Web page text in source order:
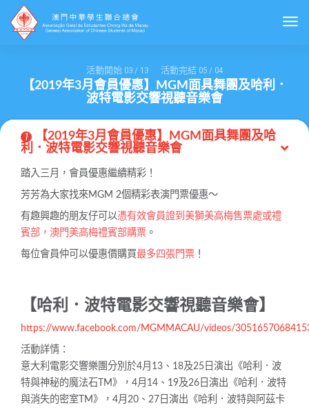
活動開始 03 / 13 活動完結 05 / 04
【2019年3月會員優惠】MGM面具舞團及哈利．
波特電影交響視聽音樂會
1
【2019年3月會員優惠】MGM面具舞團及哈
利．波特電影交響視聽音樂會
踏入三月，會員優惠繼續精彩！
芳芳為大家找來MGM 2個精彩表演門票優惠～
有趣興趣的朋友仔可以憑有效會員證到美獅美高梅售票處或禮
賓部，澳門美高梅禮賓部購票 。
每位會員仲可以優惠價購買最多四張門票 ！
【哈利．波特電影交響視聽音樂會】
https://www.facebook.com/MGMMACAU/videos/
活動詳情：
意大利電影交響樂團分別於4月13、18及25日演出《哈利．波
特與神秘的魔法石TM》，4月14、19及26日演出《哈利．波特
與消失的密室TM》，4月20、27日演出《哈利．波特與阿茲卡